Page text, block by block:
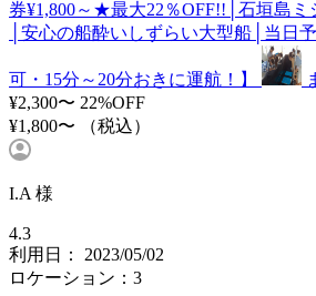
券¥1,800～★最大22％OFF!!│石垣島ミ
│安心の船酔いしずらい大型船│当日
可・15分～20分おきに運航！】
¥2,300〜 22%OFF
¥1,800〜
（税込）
I.A 様
4.3
利用日： 2023/05/02
ロケーション：3